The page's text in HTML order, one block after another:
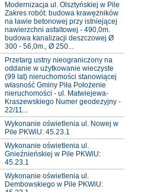
Modernizacja ul. Olsztyńskiej w Pile
Zakres robót: budowa krawężników
na ławie betonowej przy istniejącej
nawierzchni asfaltowej - 490,0m.
budowa kanalizacji deszczowej Ø
300 - 56,0m., Ø 250...
Przetarg ustny nieograniczony na
oddanie w użytkowanie wieczyste
(99 lat) nieruchomości stanowiącej
własność Gminy Piła Położenie
nieruchomości - ul. Matwiejewa-
Kraszewskiego Numer geodezyjny -
22/11...
Wykonanie oświetlenia ul. Nowej w
Pile PKWiU: 45.23.1
Wykonanie oświetlenia ul.
Gnieźnieńskiej w Pile PKWiU:
45.23.1
Wykonanie oświetlenia ul.
Dembowskiego w Pile PKWiU: